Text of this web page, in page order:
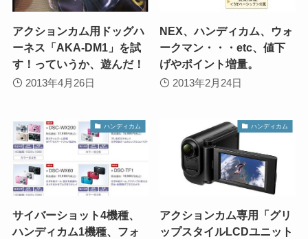
アクションカム用ドッグハ
ーネス「AKA-DM1」を試
す！っていうか、遊んだ！
2013年4月26日
NEX、ハンディカム、ウォ
ークマン・・・etc、値下
げやポイント増量。
2013年2月24日
ハンディカム
サイバーショット4機種、
ハンディカム1機種、フォ
ハンディカム
アクションカム専用「グリ
ップスタイルLCDユニット